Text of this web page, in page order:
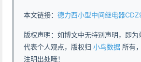
本文链接： 德力西小型中间继电器CDZ9-52PL CDZ9-53PL CDZ9-54PL 接线 - https://
版权声明：如博文中无特别声明，即为
代表个人观点，版权归 小鸟数据 所有
注明出处哦！